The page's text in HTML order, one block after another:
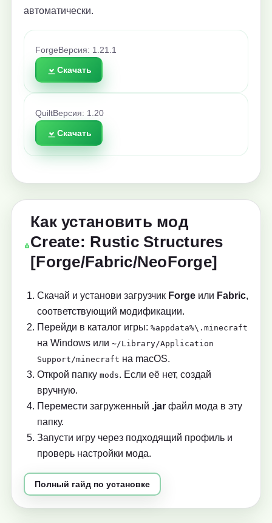
автоматически.
Forge Версия: 1.21.1
Скачать
QuiltВерсия: 1.20
Скачать
Как установить мод
Create: Rustic Structures
[Forge/Fabric/NeoForge]
Скачай и установи загрузчик Forge или Fabric,
соответствующий модификации.
Перейди в каталог игры: %appdata%\.minecraft
на Windows или ~/Library/Application
Support/minecraft на macOS.
Открой папку mods. Если её нет, создай
вручную.
Перемести загруженный .jar файл мода в эту
папку.
Запусти игру через подходящий профиль и
проверь настройки мода.
Полный гайд по установке